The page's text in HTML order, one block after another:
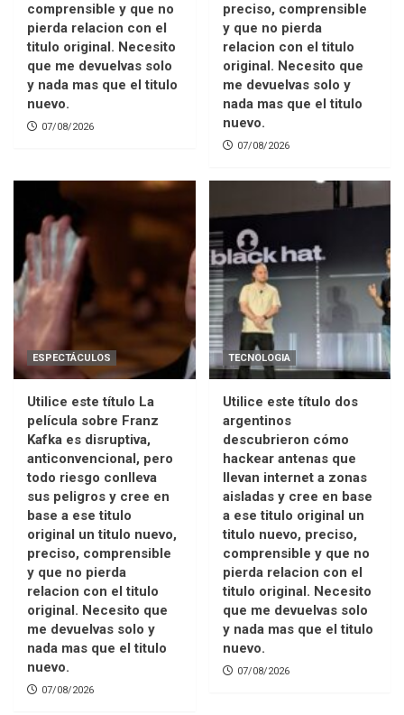
comprensible y que no
pierda relacion con el
titulo original. Necesito
que me devuelvas solo
y nada mas que el titulo
nuevo.
07/08/2026
preciso, comprensible
y que no pierda
relacion con el titulo
original. Necesito que
me devuelvas solo y
nada mas que el titulo
nuevo.
07/08/2026
ESPECTÁCULOS
Utilice este título La
película sobre Franz
Kafka es disruptiva,
anticonvencional, pero
todo riesgo conlleva
sus peligros y cree en
base a ese titulo
original un titulo nuevo,
preciso, comprensible
y que no pierda
relacion con el titulo
original. Necesito que
me devuelvas solo y
nada mas que el titulo
nuevo.
07/08/2026
TECNOLOGIA
Utilice este título dos
argentinos
descubrieron cómo
hackear antenas que
llevan internet a zonas
aisladas y cree en base
a ese titulo original un
titulo nuevo, preciso,
comprensible y que no
pierda relacion con el
titulo original. Necesito
que me devuelvas solo
y nada mas que el titulo
nuevo.
07/08/2026